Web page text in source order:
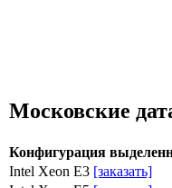
Московские
Конфигурация
Intel Xeon E3 [заказать]